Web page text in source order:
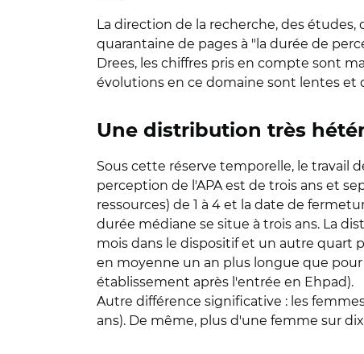
La direction de la recherche, des
quarantaine de pages à "la durée de
Drees, les chiffres pris en compte sont
évolutions en ce domaine sont lentes
Une distribution très
Sous cette réserve temporelle, le travail
perception de l'APA est de trois ans et
ressources) de 1 à 4 et la date de
durée médiane se situe à trois ans. La
mois dans le dispositif et un autre quart
en moyenne un an plus longue que pour
établissement après l'entrée en Ehpad).
Autre différence significative : les
ans). De même, plus d'une femme sur